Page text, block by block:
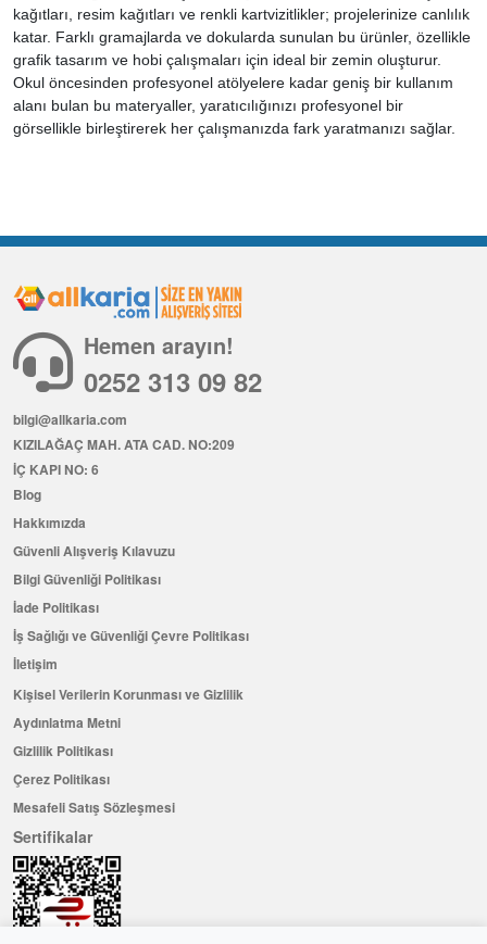
kağıtları, resim kağıtları ve renkli kartvizitlikler; projelerinize canlılık
katar. Farklı gramajlarda ve dokularda sunulan bu ürünler, özellikle
grafik tasarım ve hobi çalışmaları için ideal bir zemin oluşturur.
Okul öncesinden profesyonel atölyelere kadar geniş bir kullanım
alanı bulan bu materyaller, yaratıcılığınızı profesyonel bir
görsellikle birleştirerek her çalışmanızda fark yaratmanızı sağlar.
Hemen arayın!
0252 313 09 82
bilgi@allkaria.com
KIZILAĞAÇ MAH. ATA CAD. NO:209
İÇ KAPI NO: 6
Blog
Hakkımızda
Güvenli Alışveriş Kılavuzu
Bilgi Güvenliği Politikası
İade Politikası
İş Sağlığı ve Güvenliği Çevre Politikası
İletişim
Kişisel Verilerin Korunması ve Gizlilik
Aydınlatma Metni
Gizlilik Politikası
Çerez Politikası
Mesafeli Satış Sözleşmesi
Sertifikalar